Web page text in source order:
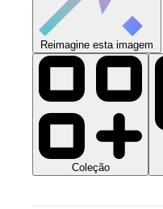
Reimagine esta imagem
Coleção